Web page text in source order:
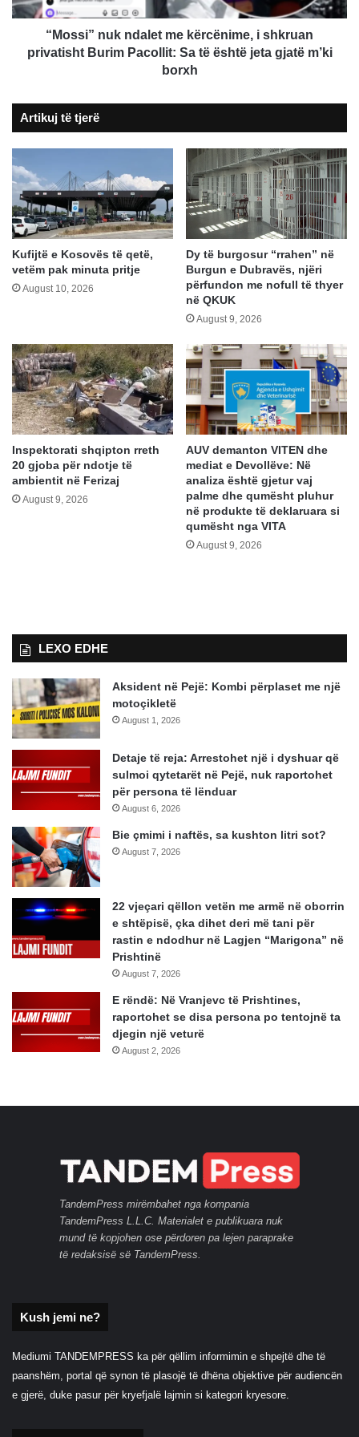
Burim
Pacollit:
gjatë
m’ki
borxh
“Mossi” nuk ndalet me kërcënime, i shkruan
privatisht Burim Pacollit: Sa të është jeta gjatë m’ki
borxh
Artikuj të tjerë
Kufijtë e Kosovës të qetë,
vetëm pak minuta pritje
August 10, 2026
Dy të burgosur “rrahen” në
Burgun e Dubravës, njëri
përfundon me nofull të thyer
në QKUK
August 9, 2026
Inspektorati shqipton rreth
20 gjoba për ndotje të
ambientit në Ferizaj
August 9, 2026
AUV demanton VITEN dhe
mediat e Devollëve: Në
analiza është gjetur vaj
palme dhe qumësht pluhur
në produkte të deklaruara si
qumësht nga VITA
August 9, 2026
LEXO EDHE
Aksident në Pejë: Kombi përplaset me një
motoçikletë
August 1, 2026
Detaje të reja: Arrestohet një i dyshuar që
sulmoi qytetarët në Pejë, nuk raportohet
për persona të lënduar
August 6, 2026
Bie çmimi i naftës, sa kushton litri sot?
August 7, 2026
22 vjeçari qëllon vetën me armë në oborrin
e shtëpisë, çka dihet deri më tani për
rastin e ndodhur në Lagjen “Marigona” në
Prishtinë
August 7, 2026
E rëndë: Në Vranjevc të Prishtines,
raportohet se disa persona po tentojnë ta
djegin një veturë
August 2, 2026
TandemPress mirëmbahet nga kompania
TandemPress L.L.C. Materialet e publikuara nuk
mund të kopjohen ose përdoren pa lejen paraprake
të redaksisë së TandemPress.
Kush jemi ne?
Mediumi TANDEMPRESS ka për qëllim informimin e shpejtë dhe të
paanshëm, portal që synon të plasojë të dhëna objektive për audiencën
e gjerë, duke pasur për kryefjalë lajmin si kategori kryesore.